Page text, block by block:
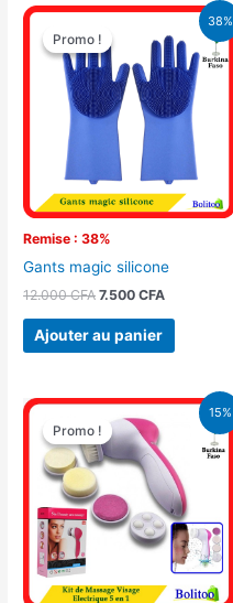
38%
Promo !
Remise : 38%
Promo !
Gants magic silicone
12.000CFA
Le
prix
initial
était :
12.000 CFA.
7.500CFA
Le
actuel
est :
7.500 CFA.
Ajouter au panier
15%
Promo !
Promo !
Le
prix
initial
était :
4.100 CFA.
Le
actuel
est :
3.500 CFA.